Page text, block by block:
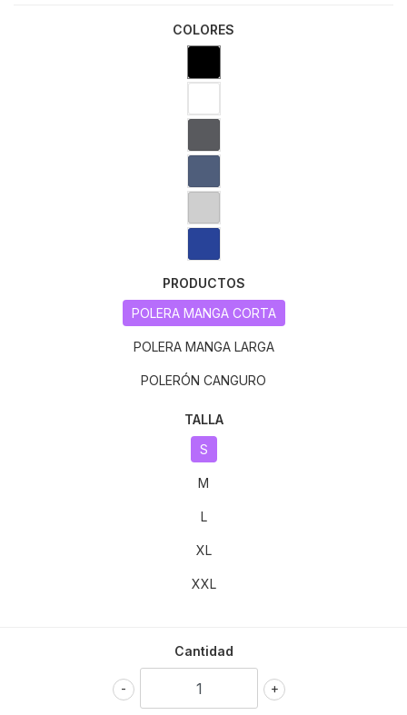
COLORES
PRODUCTOS
POLERA MANGA CORTA
POLERA MANGA LARGA
POLERÓN CANGURO
TALLA
S
M
L
XL
XXL
Cantidad
+
-